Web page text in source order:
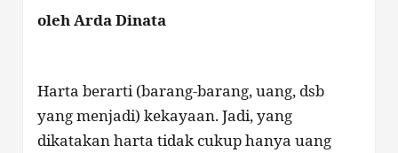
oleh Arda Dinata
Harta berarti (barang-barang, uang, dsb
yang menjadi) kekayaan. Jadi, yang
dikatakan harta tidak cukup hanya uang